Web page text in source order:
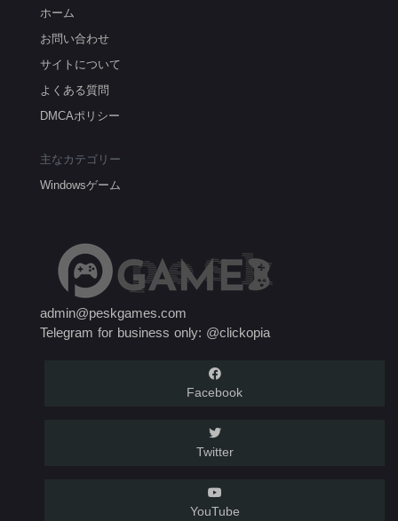
ホーム
お問い合わせ
サイトについて
よくある質問
DMCAポリシー
主なカテゴリー
Windowsゲーム
admin@peskgames.com
Telegram for business only: @clickopia
Facebook
Twitter
YouTube